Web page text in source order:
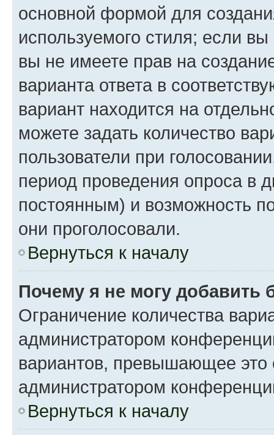
основной формой для
используемого стиля; если
вы не имеете прав на
варианта ответа в
вариант находится на
можете задать количество
пользователи при
период проведения опроса в
постоянным) и возможность
они проголосовали.
Вернуться к началу
Почему я не могу добавить
Ограничение количества
администратором
вариантов, превышающее это
администратором
Вернуться к началу